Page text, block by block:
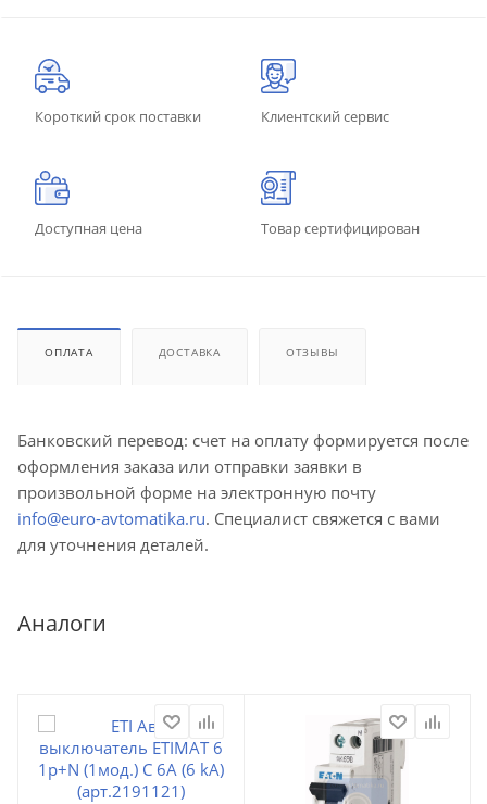
Короткий срок поставки Клиентский сервис
Доступная цена Товар сертифицирован
ОПЛАТА ДОСТАВКА ОТЗЫВЫ
Банковский перевод: счет на оплату формируется после
оформления заказа или отправки заявки в
произвольной форме на электронную почту
info@euro-avtomatika.ru. Специалист свяжется с вами
для уточнения деталей.
Аналоги